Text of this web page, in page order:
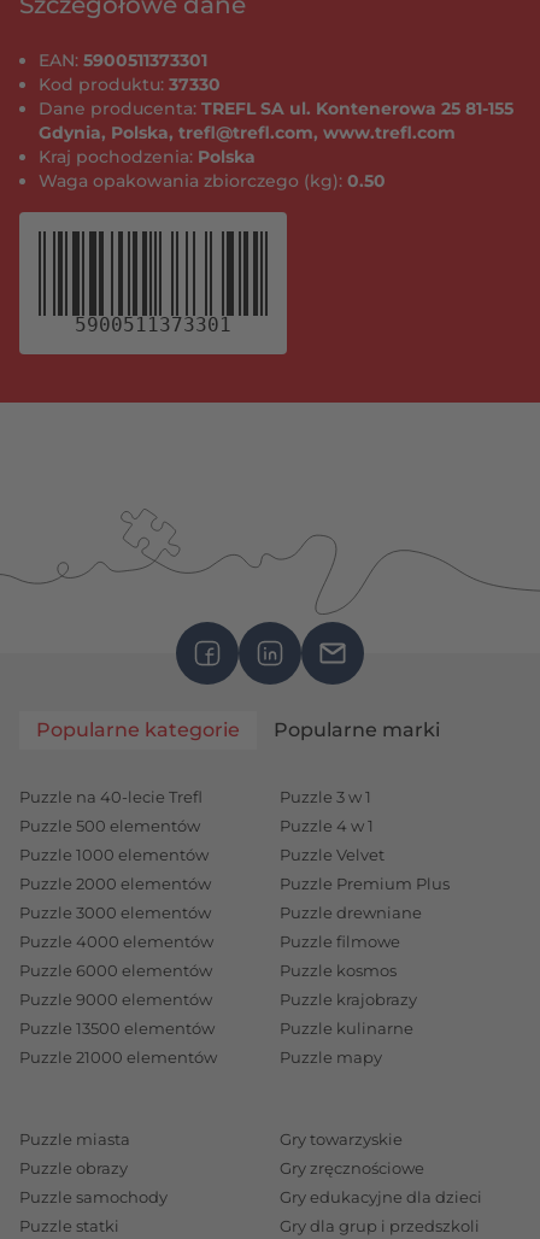
EAN: 5900511373301
Kod produktu: 37330
Dane producenta: TREFL SA ul. Kontenerowa 25 81-155
Gdynia, Polska, trefl@trefl.com, www.trefl.com
Kraj pochodzenia: Polska
Waga opakowania zbiorczego (kg): 0.50
5900511373301
Popularne kategorie Popularne marki
Puzzle na 40-lecie Trefl
Puzzle 500 elementów
Puzzle 1000 elementów
Puzzle 2000 elementów
Puzzle 3000 elementów
Puzzle 4000 elementów
Puzzle 6000 elementów
Puzzle 9000 elementów
Puzzle 13500 elementów
Puzzle 21000 elementów
Puzzle 3 w 1
Puzzle 4 w 1
Puzzle Velvet
Puzzle Premium Plus
Puzzle drewniane
Puzzle filmowe
Puzzle kosmos
Puzzle krajobrazy
Puzzle kulinarne
Puzzle mapy
Puzzle miasta
Puzzle obrazy
Puzzle samochody
Puzzle statki
Gry towarzyskie
Gry zręcznościowe
Gry edukacyjne dla dzieci
Gry dla grup i przedszkoli